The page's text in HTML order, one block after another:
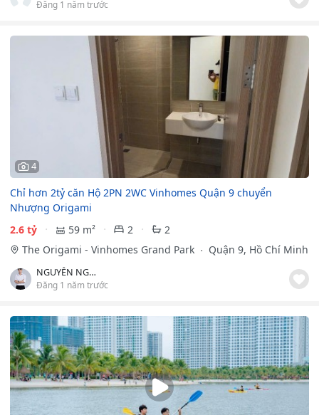
Đăng 1 năm trước
4
Chỉ hơn 2tỷ căn Hộ 2PN 2WC Vinhomes Quận 9 chuyển
Nhượng Origami
2.6 tỷ
59 m² 2
2
The Origami - Vinhomes Grand Park
Quận 9, Hồ Chí Minh
NGUYỄN NGỌC HUY
Đăng 1 năm trước